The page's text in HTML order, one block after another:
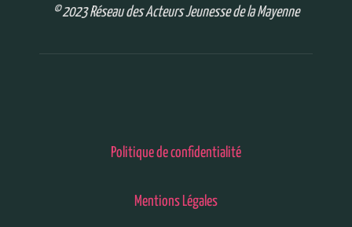
© 2023 Réseau des Acteurs Jeunesse de la Mayenne
Politique de confidentialité
Mentions Légales